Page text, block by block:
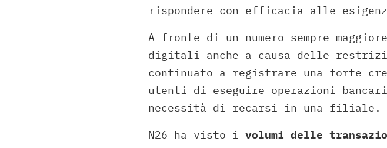
rispondere con efficacia alle
A fronte di un numero sempre
digitali anche a causa delle
continuato a registrare una forte
utenti di eseguire operazioni
necessità di recarsi in una filiale.
N26 ha visto i volumi delle